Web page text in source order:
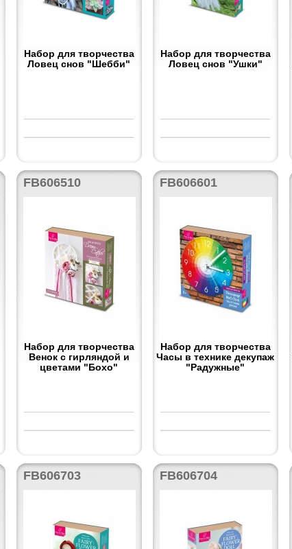
Набор для творчества
Ловец снов "Шебби"
Набор для творчества
Ловец снов "Ушки"
FB606510
Набор для творчества
Венок с гирляндой и
цветами "Бохо"
FB606601
Набор для творчества
Часы в технике декупаж
"Радужные"
FB606703 FB606704